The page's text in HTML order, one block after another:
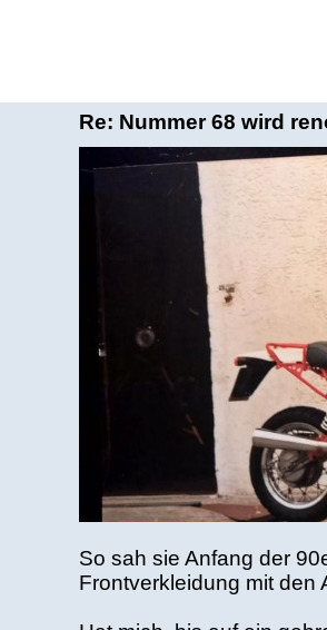
Re: Nummer 68 wird
So sah sie Anfang der
Frontverkleidung mit den